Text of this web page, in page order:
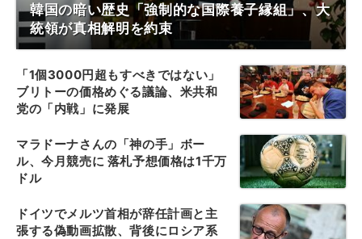
韓国の暗い歴史「強制的な国際養子縁組」、大
統領が真相解明を約束
「1個3000円超もすべきではない」
ブリトーの価格めぐる議論、米共和
党の「内戦」に発展
マラドーナさんの「神の手」ボー
ル、今月競売に 落札予想価格は1千万
ドル
ドイツでメルツ首相が辞任計画と主
張する偽動画拡散、背後にロシア系